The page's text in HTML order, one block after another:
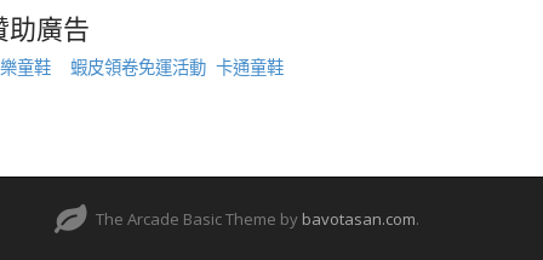
助廣告
童鞋 蝦皮領卷免運活動 卡通童鞋
The Arcade Basic Theme by bavotasan.com.